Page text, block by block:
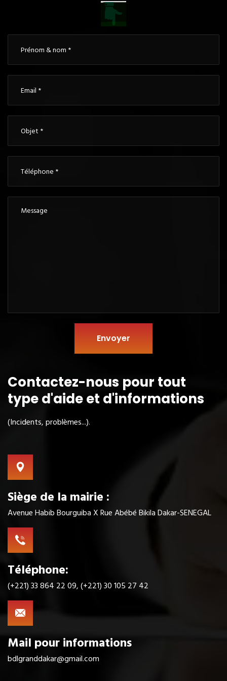
Envoyer
Contactez-nous pour tout
typed'aide et d'informations
(Incidents, problèmes...).
Siège de la mairie :
Avenue Habib Bourguiba X Rue Abébé Bikila Dakar-SENEGAL
Téléphone:
(+221) 33 864 22 09, (+221) 30 105 27 42
Mail pour informations
bdlgranddakar@gmail.com